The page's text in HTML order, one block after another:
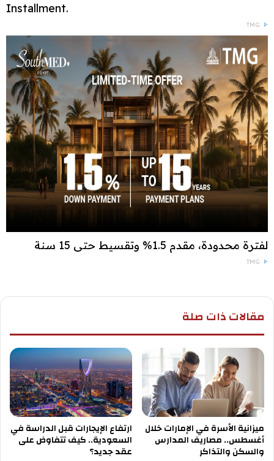
Installment.
TMG
لفترة محدودة، مقدم 1.5% وتقسيط حتى 15 سنة
TMG
مقالات ذات صلة
ميزانية الأسرة في الإمارات خلال
أغسطس.. مصاريف المدارس
والسكن والتذاكر
ارتفاع الإيجارات قبل الدراسة في
السعودية.. كيف تتفاوض على
عقد جديد؟